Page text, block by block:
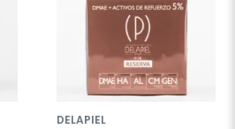
DELAPIEL